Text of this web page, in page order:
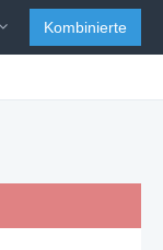
Kombinierte